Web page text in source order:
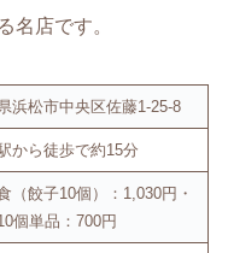
名店です。
浜松市中央区佐藤1-25-8
から徒歩で約15分
（餃子10個）：1,030円・
個単品：700円